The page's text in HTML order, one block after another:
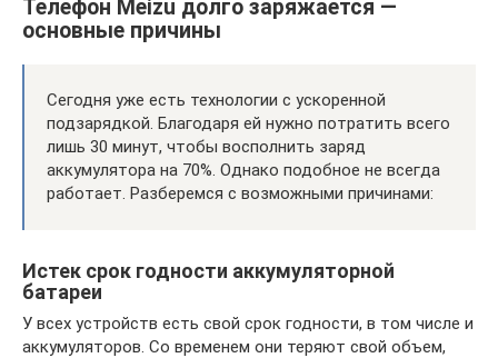
Телефон Meizu долго заряжается —
основные причины
Сегодня уже есть технологии с ускоренной
подзарядкой. Благодаря ей нужно потратить всего
лишь 30 минут, чтобы восполнить заряд
аккумулятора на 70%. Однако подобное не всегда
работает. Разберемся с возможными причинами:
Истек срок годности аккумуляторной
батареи
У всех устройств есть свой срок годности, в том числе и
аккумуляторов. Со временем они теряют свой объем,